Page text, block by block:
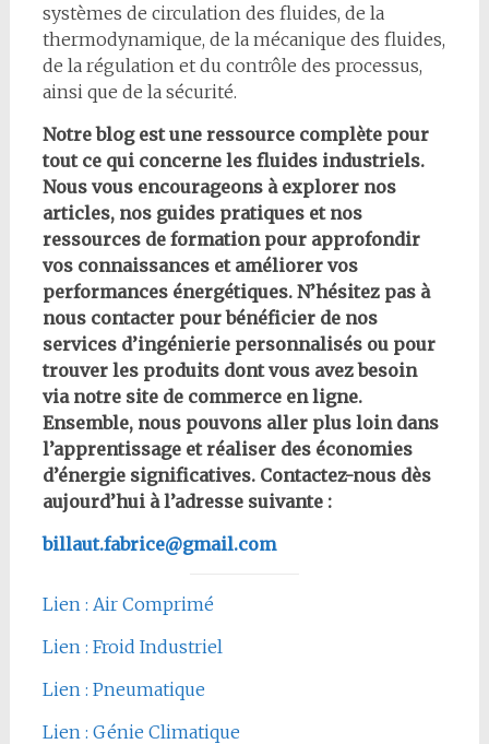
systèmes de circulation des fluides, de la
thermodynamique, de la mécanique des fluides,
de la régulation et du contrôle des processus,
ainsi que de la sécurité.
Notre blog est une ressource complète pour
tout ce qui concerne les fluides industriels.
Nous vous encourageons à explorer nos
articles, nos guides pratiques et nos
ressources de formation pour approfondir
vos connaissances et améliorer vos
performances énergétiques. N’hésitez pas à
nous contacter pour bénéficier de nos
services d’ingénierie personnalisés ou pour
trouver les produits dont vous avez besoin
via notre site de commerce en ligne.
Ensemble, nous pouvons aller plus loin dans
l’apprentissage et réaliser des économies
d’énergie significatives. Contactez-nous dès
aujourd’hui à l’adresse suivante :
billaut.fabrice@gmail.com
Lien : Air Comprimé
Lien : Froid Industriel
Lien : Pneumatique
Lien : Génie Climatique